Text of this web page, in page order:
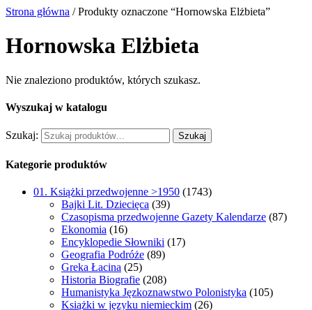
Strona główna / Produkty oznaczone “Hornowska Elżbieta”
Hornowska Elżbieta
Nie znaleziono produktów, których szukasz.
Wyszukaj w katalogu
Szukaj: Szukaj
Kategorie produktów
01. Książki przedwojenne >1950 (1743)
Bajki Lit. Dziecięca (39)
Czasopisma przedwojenne Gazety Kalendarze (87)
Ekonomia (16)
Encyklopedie Słowniki (17)
Geografia Podróże (89)
Greka Łacina (25)
Historia Biografie (208)
Humanistyka Jęzkoznawstwo Polonistyka (105)
Książki w języku niemieckim (26)